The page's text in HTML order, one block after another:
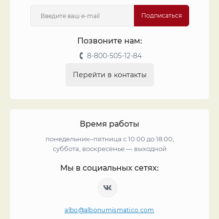
Подписаться
Позвоните нам:
8-800-505-12-84
Перейти в контакты
Время работы
понедельник–пятница с 10:00 до 18:00,
суббота, воскресенье — выходной
Мы в социальных сетях:
albo@albonumismatico.com